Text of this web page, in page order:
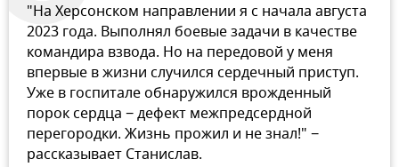
"На Херсонском направлении я с начала августа
2023 года. Выполнял боевые задачи в качестве
командира взвода. Но на передовой у меня
впервые в жизни случился сердечный приступ.
Уже в госпитале обнаружился врожденный
порок сердца − дефект межпредсердной
перегородки. Жизнь прожил и не знал!" −
рассказывает Станислав.